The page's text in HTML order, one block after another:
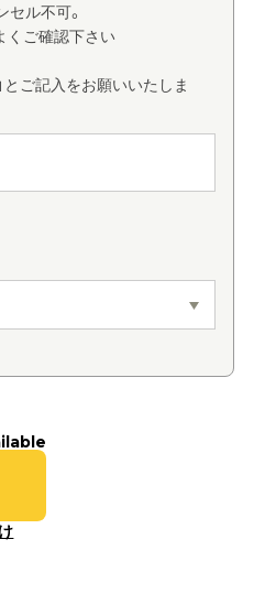
セル不可。
くご確認下さい
とご記入をお願いいたしま